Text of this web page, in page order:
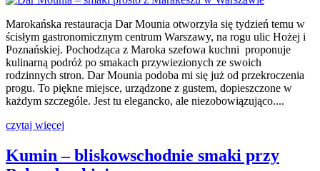
Marokańska restauracja Dar Mounia otworzyła się tydzień temu w
ścisłym gastronomicznym centrum Warszawy, na rogu ulic Hożej i
Poznańskiej. Pochodząca z Maroka szefowa kuchni proponuje
kulinarną podróż po smakach przywiezionych ze swoich
rodzinnych stron. Dar Mounia podoba mi się już od przekroczenia
progu. To piękne miejsce, urządzone z gustem, dopieszczone w
każdym szczególe. Jest tu elegancko, ale niezobowiązująco....
czytaj więcej
Kumin – bliskowschodnie smaki przy